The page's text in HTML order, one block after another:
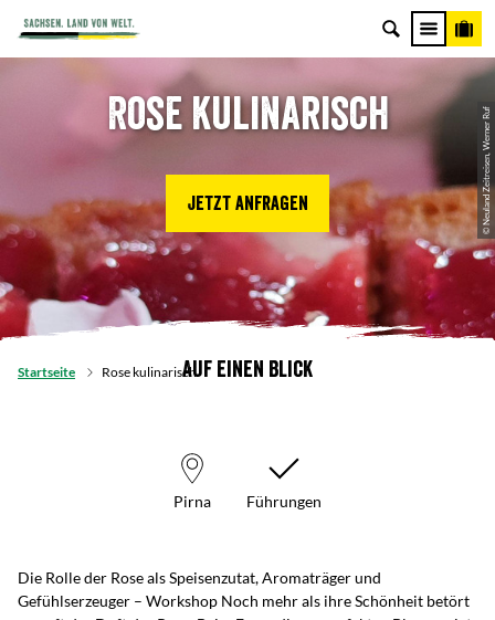
© Neuland Zeitreisen, Werner Ruf
Rose kulinarisch
Jetzt anfragen
Startseite Rose kulinarischAuf einen Blick
Pirna Führungen
Die Rolle der Rose als Speisenzutat, Aromaträger und
Gefühlserzeuger – Workshop Noch mehr als ihre Schönheit betört